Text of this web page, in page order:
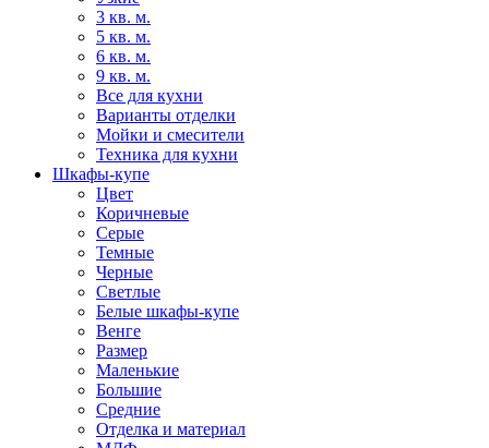
3 кв. м.
5 кв. м.
6 кв. м.
9 кв. м.
Все для кухни
Варианты отделки
Мойки и смесители
Техника для кухни
Шкафы-купе
Цвет
Коричневые
Серые
Темные
Черные
Светлые
Белые шкафы-купе
Венге
Размер
Маленькие
Большие
Средние
Отделка и материал